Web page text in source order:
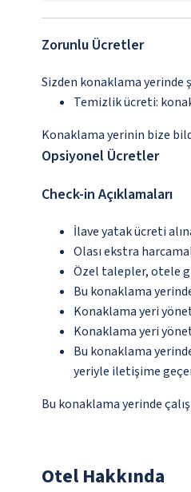
Zorunlu Ücretler
Sizden konaklama
Temizlik ücreti:
Konaklama yerinin bize
Opsiyonel Ücretler
Check-in Açıklamaları
İlave yatak ücreti
Olası ekstra
Özel talepler, otele
Bu konaklama
Konaklama yeri
Konaklama yeri
Bu konaklama
yeriyle iletişime
Bu konaklama yerinde
Otel Hakkında